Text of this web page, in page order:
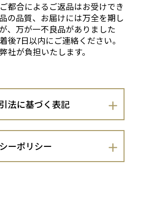
都合によるご返品はお受けでき
の品質、お届けには万全を期し
、万が一不良品がありました
後7日以内にご連絡ください。
社が負担いたします。
法に基づく表記
都-市やま家具
ーポリシー